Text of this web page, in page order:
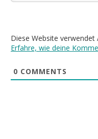
Diese Website verwendet
Erfahre, wie deine
0 COMMENTS